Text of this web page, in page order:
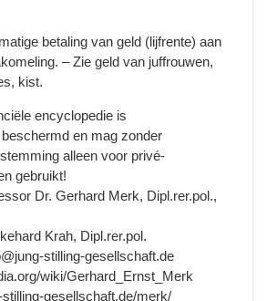
betaling van geld (lijfrente) aan
– Zie geld van juffrouwen,
kist.
encyclopedie is
en mag zonder
alleen voor privé-
gebruikt!
Dr. Gerhard Merk, Dipl.rer.pol.,
Krah, Dipl.rer.pol.
stilling-gesellschaft.de
wiki/Gerhard_Ernst_Merk
gesellschaft.de/merk/